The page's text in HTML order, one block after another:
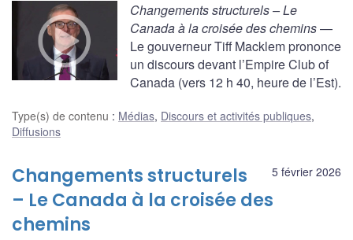
Changements structurels – Le
Canada à la croisée des chemins—
Le gouverneur Tiff Macklem prononce
un discours devant l’Empire Club of
Canada (vers 12 h 40, heure de l’Est).
Type(s) de contenu : Médias, Discours et activités publiques,
Diffusions
5 février 2026
Changements structurels
– Le Canada à la croisée des
chemins